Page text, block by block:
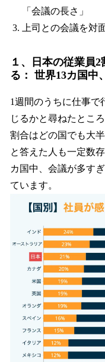
「会議の長さ」
上司との会議を対
１、日本の従業員
る： 世界13カ国中
1週間のうちに仕事で
じるかと尋ねたとこ
割合はどの国でも大
と答えた人も一定数
カ国中、会議が多す
ています。